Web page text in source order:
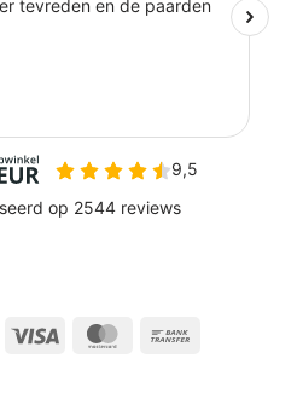
Credit
Visa MasterCard